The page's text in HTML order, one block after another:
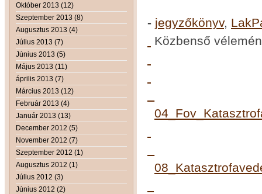
Október 2013 (12)
Szeptember 2013 (8)
Augusztus 2013 (4)
Július 2013 (7)
Június 2013 (5)
Május 2013 (11)
április 2013 (7)
Március 2013 (12)
Február 2013 (4)
Január 2013 (13)
December 2012 (5)
November 2012 (7)
Szeptember 2012 (1)
Augusztus 2012 (1)
Július 2012 (3)
Június 2012 (2)
- jegyzőkönyv,
Közbenső